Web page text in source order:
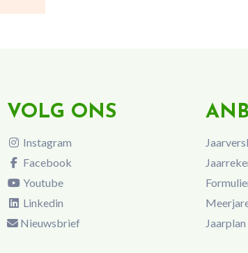
VOLG ONS
Instagram
Facebook
Youtube
Linkedin
Nieuwsbrief